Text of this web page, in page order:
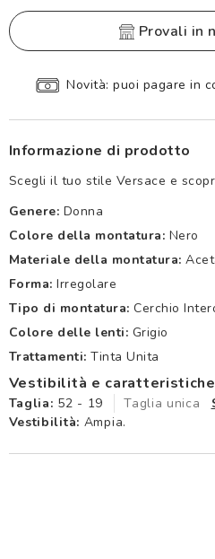
provali in
Spedizione sicura e
Informazione di prodotto
Scegli il tuo stile Versace e
Genere: Donna
Colore della montatura: Nero
Materiale della montatura:
Forma: Irregolare
Tipo di montatura: Cerchio
Colore delle lenti: Grigio
Trattamenti: Tinta Unita
Vestibilità e
Taglia: 52 - 19 Taglia unica
Vestibilità: Ampia.